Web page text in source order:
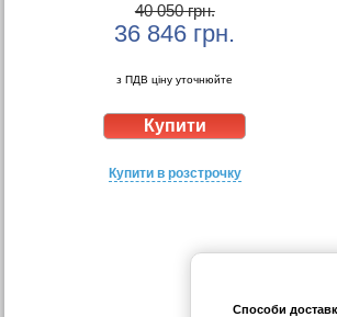
40 050 грн.
36 846 грн.
з ПДВ ціну уточнюйте
Купити в розстрочку
Способи